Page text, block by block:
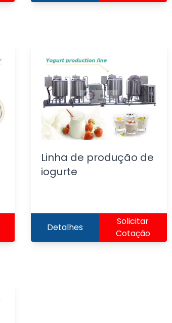
Linha de produção de
iogurte
Detalhes
Solicitar
Cotação